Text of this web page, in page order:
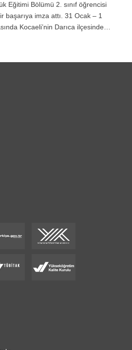
Eğitimi Bölümü 2. sınıf öğrencisi
başarıya imza attı. 31 Ocak – 1
Kocaeli’nin Darıca ilçesinde…